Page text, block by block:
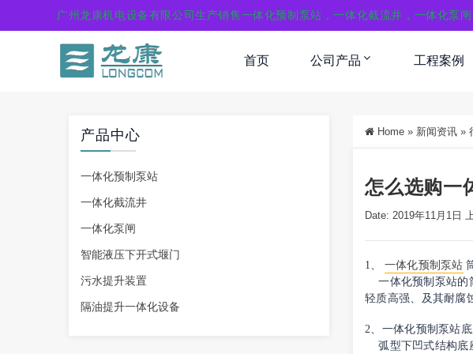
广州龙康机电设备有限公司生产销售一体化预制泵站，一体化截流井，一体化泵
首页 公司产品 工程案例
产品中心
一体化预制泵站
一体化截流井
一体化泵闸
智能液压下开式堰门
污水提升装置
隔油提升一体化设备
Home » 新闻资讯 »
怎么选购一
Date: 2019年11月1日
1、 一体化预制泵站
一体化预制泵站的
轻质高强、及其耐腐
2、一体化预制泵站
弧型下凹式结构底